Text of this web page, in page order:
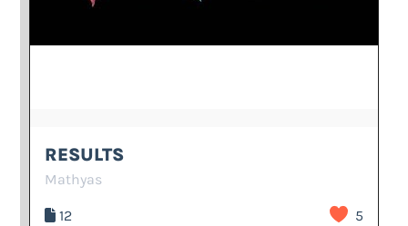
RESULTS
Mathyas
12 5